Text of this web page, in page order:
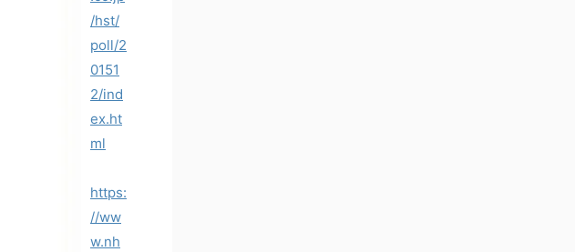
/hst/
poll/2
0151
2/ind
ex.ht
ml
https:
//ww
w.nh